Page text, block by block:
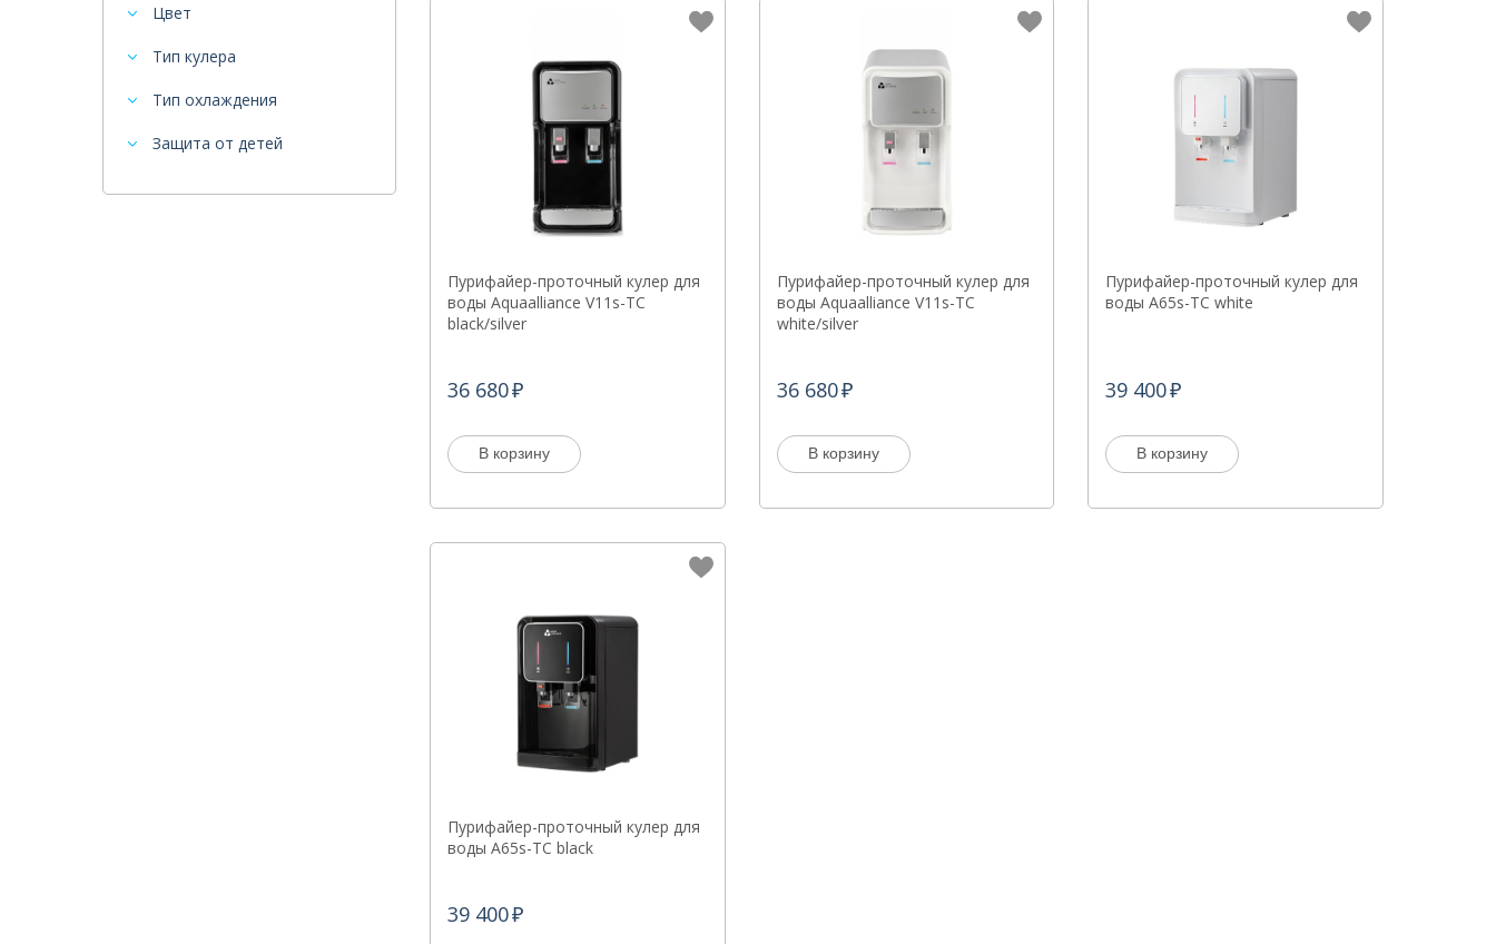
Цвет
Тип кулера
Тип охлаждения
Защита от детей
Пурифайер-проточный кулер для
воды Aquaalliance V11s-TC
black/silver
36 680
В корзину
Пурифайер-проточный кулер для
воды Aquaalliance V11s-TC
white/silver
36 680
В корзину
Пурифайер-проточный кулер для
воды A65s-TC white
39 400
В корзину
Пурифайер-проточный кулер для
воды A65s-TC black
39 400